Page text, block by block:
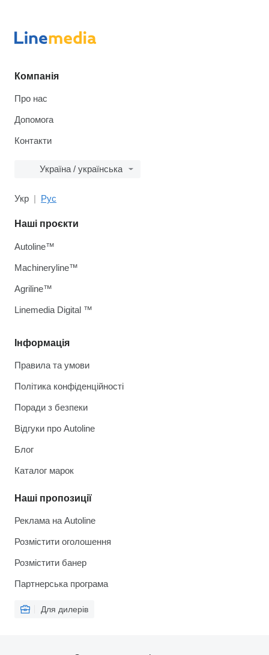
Компанія
Про нас
Допомога
Контакти
Україна / українська
Укр Рус
Інформація
Правила та умови
Політика конфіденційності
Поради з безпеки
Відгуки про Autoline
Блог
Каталог марок
Наші пропозиції
Реклама на Autoline
Розмістити оголошення
Розмістити банер
Партнерська програма
Для дилерів
Наші проєкти
Autoline™
Machineryline™
Agriline™
Linemedia Digital ™